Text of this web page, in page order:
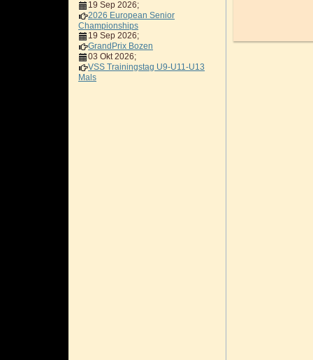
19 Sep 2026;
2026 European Senior
Championships
19 Sep 2026;
GrandPrix Bozen
03 Okt 2026;
VSS Trainingstag U9-U11-U13
Mals